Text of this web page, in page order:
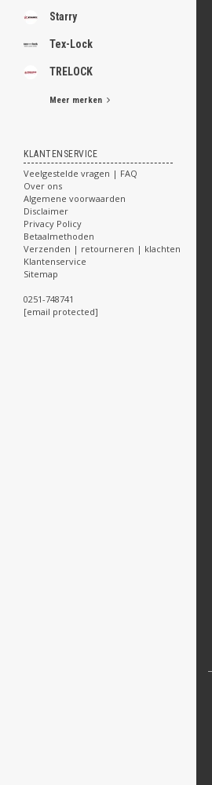
Starry
Tex-Lock
TRELOCK
Meer merken
KLANTENSERVICE
Veelgestelde vragen | FAQ
Over ons
Algemene voorwaarden
Disclaimer
Privacy Policy
Betaalmethoden
Verzenden | retourneren | klachten
Klantenservice
Sitemap
0251-748741
[email protected]